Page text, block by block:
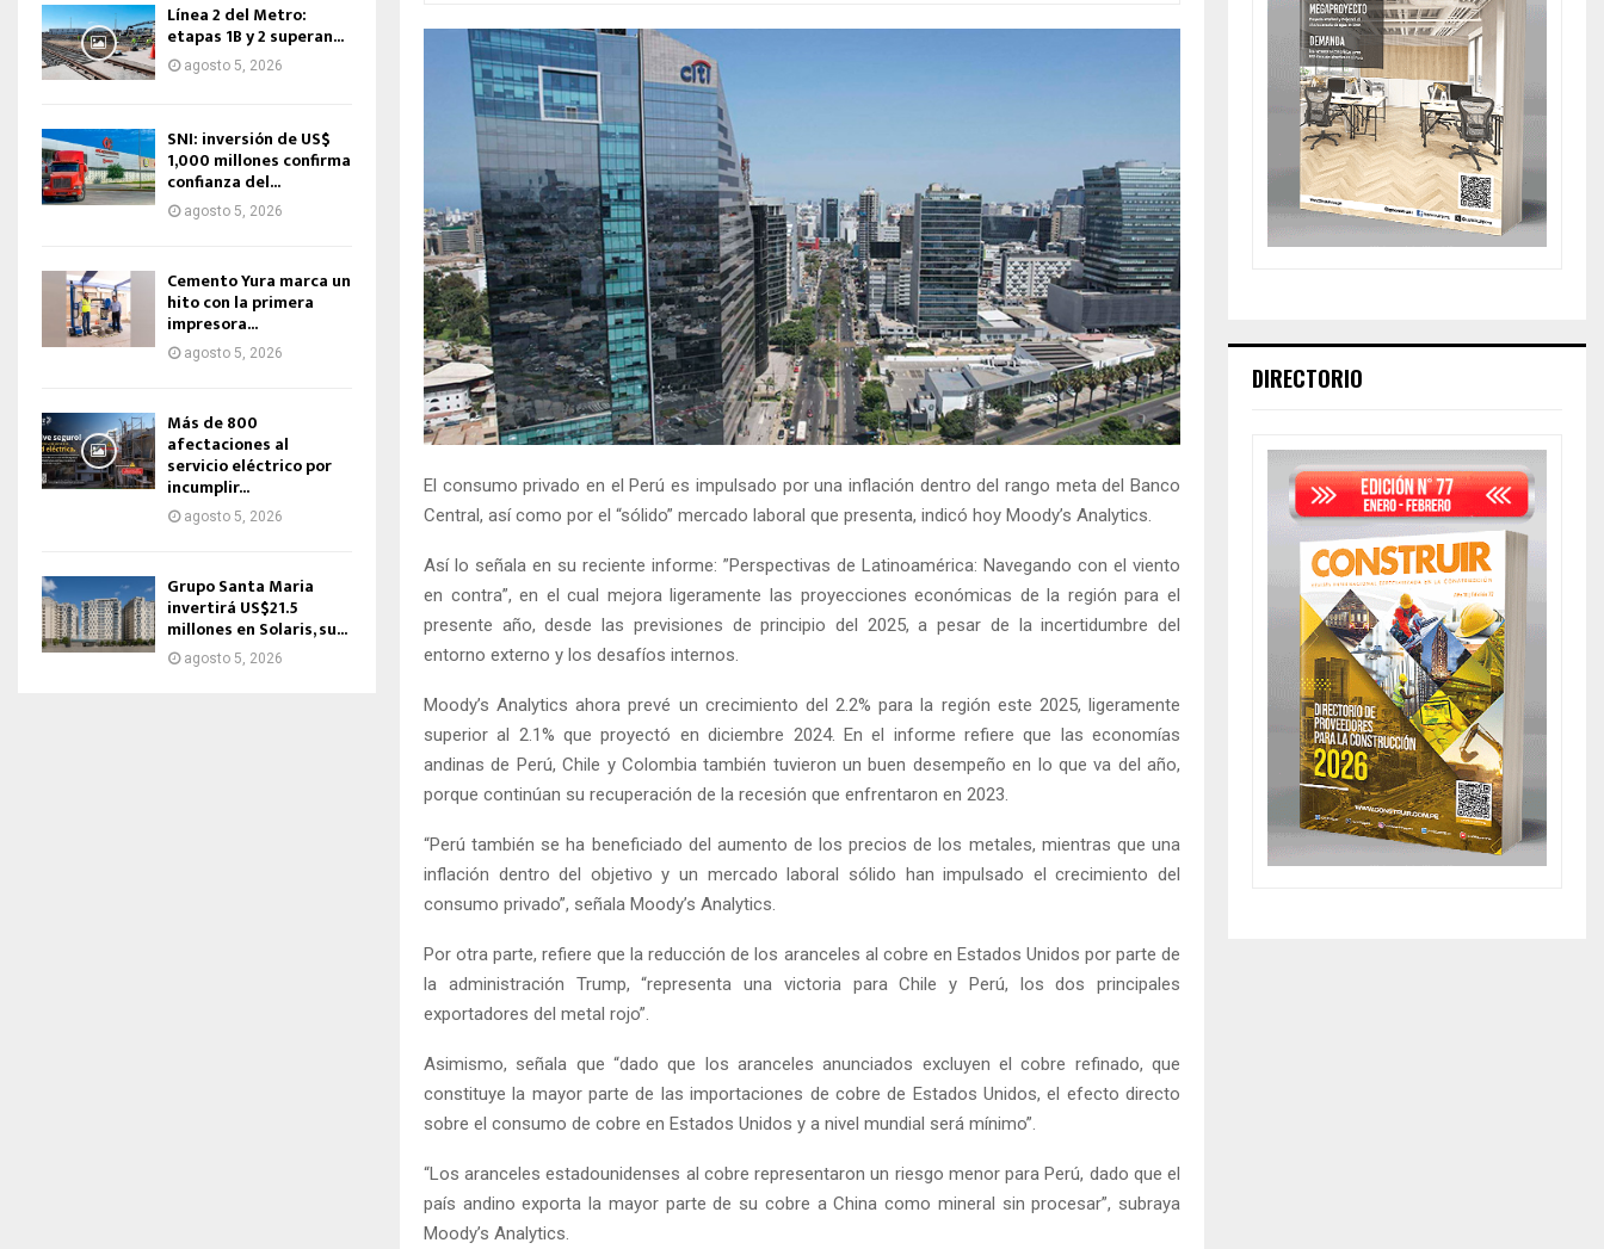
El consumo privado en el Perú es impulsado por una inflación dentro del rango meta del Banco
Central, así como por el “sólido” mercado laboral que presenta, indicó hoy Moody’s Analytics.
Así lo señala en su reciente informe: ”Perspectivas de Latinoamérica: Navegando con el viento
en contra”, en el cual mejora ligeramente las proyecciones económicas de la región para el
presente año, desde las previsiones de principio del 2025, a pesar de la incertidumbre del
entorno externo y los desafíos internos.
Moody’s Analytics ahora prevé un crecimiento del 2.2% para la región este 2025, ligeramente
superior al 2.1% que proyectó en diciembre 2024. En el informe refiere que las economías
andinas de Perú, Chile y Colombia también tuvieron un buen desempeño en lo que va del año,
porque continúan su recuperación de la recesión que enfrentaron en 2023.
“Perú también se ha beneficiado del aumento de los precios de los metales, mientras que una
inflación dentro del objetivo y un mercado laboral sólido han impulsado el crecimiento del
consumo privado”, señala Moody’s Analytics.
Por otra parte, refiere que la reducción de los aranceles al cobre en Estados Unidos por parte de
la administración Trump, “representa una victoria para Chile y Perú, los dos principales
exportadores del metal rojo”.
Asimismo, señala que “dado que los aranceles anunciados excluyen el cobre refinado, que
constituye la mayor parte de las importaciones de cobre de Estados Unidos, el efecto directo
sobre el consumo de cobre en Estados Unidos y a nivel mundial será mínimo”.
“Los aranceles estadounidenses al cobre representaron un riesgo menor para Perú, dado que el
país andino exporta la mayor parte de su cobre a China como mineral sin procesar”, subraya
Moody’s Analytics.
Línea 2 del Metro:
etapas 1B y 2 superan...
agosto 5, 2026
SNI: inversión de US$
1,000 millones confirma
confianza del...
agosto 5, 2026
Cemento Yura marca un
hito con la primera
impresora...
agosto 5, 2026
Más de 800
afectaciones al
servicio eléctrico por
incumplir...
agosto 5, 2026
Grupo Santa Maria
invertirá US$21.5
millones en Solaris, su...
agosto 5, 2026
DIRECTORIO